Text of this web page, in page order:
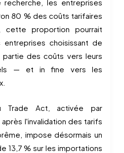
recherche, les entreprises
80 % des coûts tarifaires
proportion pourrait
choisissant de
partie des coûts vers leurs
— et in fine vers les
Trade Act, activée par
après l'invalidation des tarifs
impose désormais un
13,7 % sur les importations